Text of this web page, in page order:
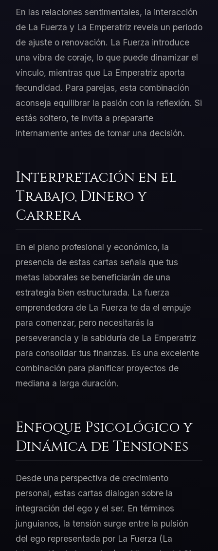
En las relaciones sentimentales, la interacción
de La Fuerza y La Emperatriz revela un periodo
de ajuste o renovación. La Fuerza introduce
una vibra de coraje, lo que puede dinamizar el
vínculo, mientras que La Emperatriz aporta
fecundidad. Para parejas, esta combinación
aconseja equilibrar la pasión con la reflexión. Si
estás soltero, te invita a prepararte
internamente antes de tomar una decisión.
Interpretación en el
Trabajo, Dinero y
Carrera
En el plano profesional y económico, la
presencia de estas cartas señala que tus
metas laborales se beneficiarán de una
estrategia bien estructurada. La fuerza
emprendedora de La Fuerza te da el empuje
para comenzar, pero necesitarás la
perseverancia y la sabiduría de La Emperatriz
para consolidar tus finanzas. Es una excelente
combinación para planificar proyectos de
mediana a larga duración.
Enfoque Psicológico y
Dinámica de Tensiones
Desde una perspectiva de crecimiento
personal, estas cartas dialogan sobre la
integración del ego y el ser. En términos
junguianos, la tensión surge entre la pulsión
del ego representada por La Fuerza (La